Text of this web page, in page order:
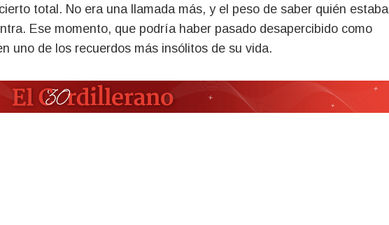
total. No era una llamada más, y el peso de saber quién estaba
Ese momento, que podría haber pasado desapercibido como
uno de los recuerdos más insólitos de su vida.